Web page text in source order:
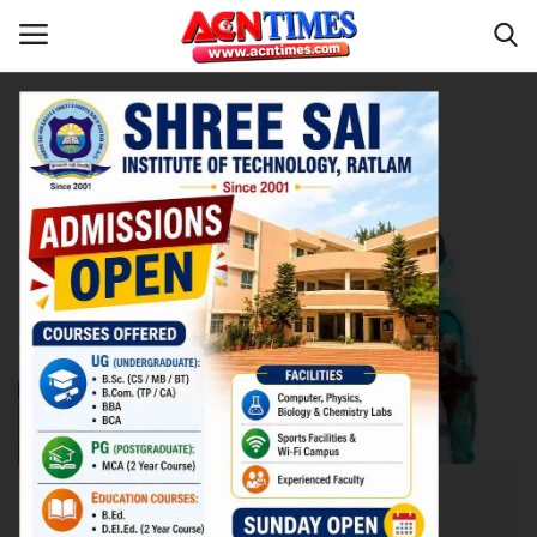
Home
Contact
नीर_का_तीर
मध्यप्रदेश
देश
विदेश
उत्तर प्रदेश
Tag:Chief Minister Chouhan
भोपाल